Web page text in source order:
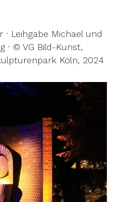
Leihgabe Michael und
· © VG Bild-Kunst,
Köln, 2024